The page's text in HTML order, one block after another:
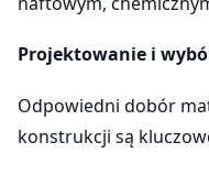
Projektowanie i
Odpowiedni dobór
konstrukcji są